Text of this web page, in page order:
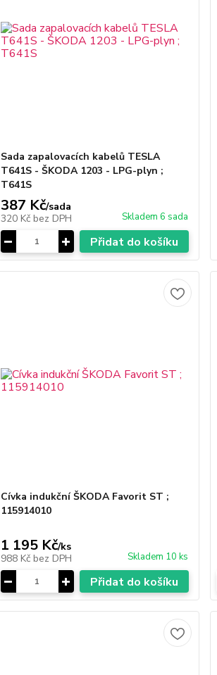
Sada zapalovacích kabelů TESLA
T641S - ŠKODA 1203 - LPG-plyn ;
T641S
387 Kč/sada
320 Kč bez DPH Skladem 6 sada
Přidat do košíku
Cívka indukční ŠKODA Favorit ST ;
115914010
1 195 Kč/ks
988 Kč bez DPH Skladem 10 ks
Přidat do košíku